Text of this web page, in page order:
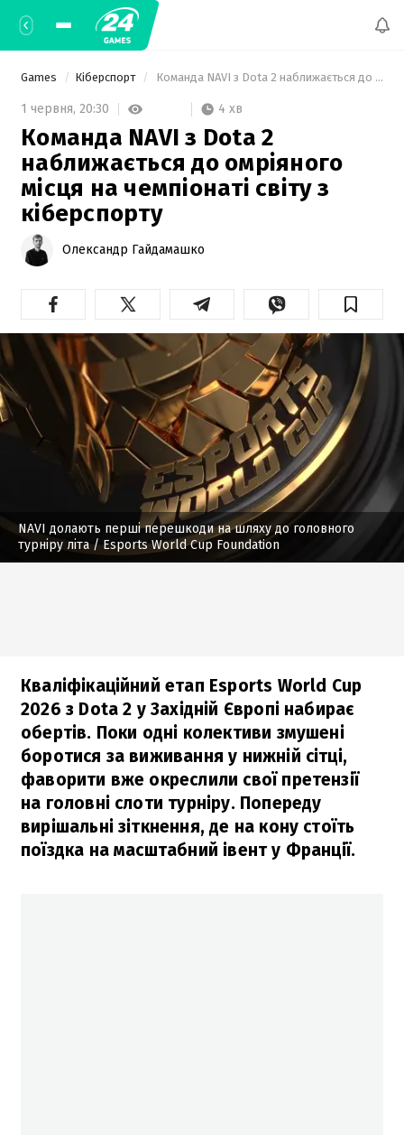
Games Кіберспорт Команда NAVI з Dota 2 наближається до омріяного місця на чемпіонаті світу з кіберспорту
1 червня, 20:30 4 хв
Команда NAVI з Dota 2
наближається до омріяного
місця на чемпіонаті світу з
кіберспорту
Олександр Гайдамашко
NAVI долають перші перешкоди на шляху до головного
турніру літа/ Esports World Cup Foundation
Кваліфікаційний етап Esports World Cup
2026 з Dota 2 у Західній Європі набирає
обертів. Поки одні колективи змушені
боротися за виживання у нижній сітці,
фаворити вже окреслили свої претензії
на головні слоти турніру. Попереду
вирішальні зіткнення, де на кону стоїть
поїздка на масштабний івент у Франції.